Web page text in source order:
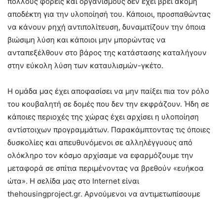
αποδέκτη για την υλοποίησή του. Κάποιοι, προσπαθώντας
να κάνουν ρηχή αντιπολίτευση, δυναμιτίζουν την όποια
βιώσιμη λύση και κάποιοι μην μπορώντας να
ανταπεξέλθουν στο βάρος της κατάστασης καταλήγουν
στην εύκολη λύση των καταυλισμών-γκέτο.
Η ομάδα μας έχει αποφασίσει να μην παίξει πια τον ρόλο
του κουβαλητή σε δομές που δεν την εκφράζουν. Ήδη σε
κάποιες περιοχές της χώρας έχει αρχίσει η υλοποίηση
αντίστοιχων προγραμμάτων. Παρακάμπτοντας τις όποιες
δυσκολίες και απευθυνόμενοι σε αλληλέγγυους από
ολόκληρο τον κόσμο αρχίσαμε να εφαρμόζουμε την
μεταφορά σε σπίτια περιμένοντας να βρεθούν «ευήκοα
ώτα». Η σελίδα μας στο Ιnternet είναι
thehousingproject.gr. Αρνούμενοι να αντιμετωπίσουμε